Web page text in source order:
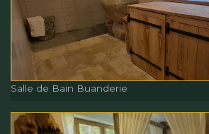
Salle de Bain Buanderie
Salle de Bain Buanderie